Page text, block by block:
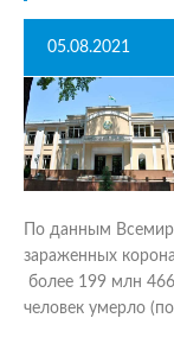
05.08.2021
По данным
зараженных
более 199 млн
человек умерло